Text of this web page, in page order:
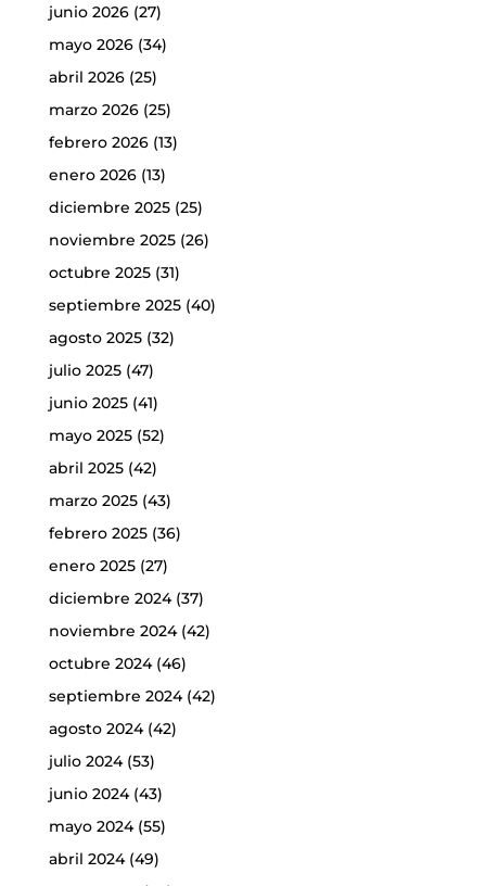
junio 2026(27)
mayo 2026(34)
abril 2026(25)
marzo 2026(25)
febrero 2026(13)
enero 2026(13)
diciembre 2025(25)
noviembre 2025(26)
octubre 2025(31)
septiembre 2025(40)
agosto 2025(32)
julio 2025(47)
junio 2025(41)
mayo 2025(52)
abril 2025(42)
marzo 2025(43)
febrero 2025(36)
enero 2025(27)
diciembre 2024(37)
noviembre 2024(42)
octubre 2024(46)
septiembre 2024(42)
agosto 2024(42)
julio 2024(53)
junio 2024(43)
mayo 2024(55)
abril 2024(49)